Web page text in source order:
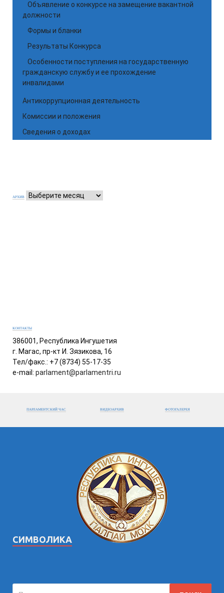
Объявление о конкурсе на замещение вакантной
должности
Формы и бланки
Результаты Конкурса
Особенности поступления на государственную
гражданскую службу и ее прохождение
инвалидами
Антикоррупционная деятельность
Комиссии и положения
Сведения о доходах
АРХИВ
КОНТАКТЫ
386001, Республика Ингушетия
г. Магас, пр-кт И. Зязикова, 16
Тел/факс.: +7 (8734) 55-17-35
e-mail: parlament@parlamentri.ru
ПАРЛАМЕНТСКИЙ ЧАС ВИДЕОАРХИВ ФОТОГАЛЕРЕЯ
СИМВОЛИКА